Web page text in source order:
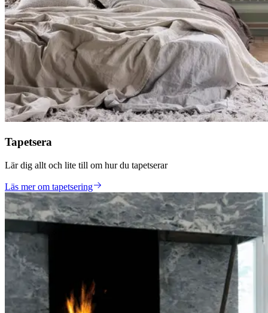
Tapetsera
Lär dig allt och lite till om hur du tapetserar
Läs mer om tapetsering